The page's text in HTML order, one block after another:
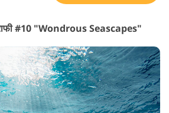
#10 "Wondrous Seascapes"